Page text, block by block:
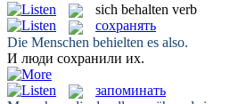
sich behalten verb
сохранять
Die Menschen behielten es also.
И люди сохранили их.
запоминать